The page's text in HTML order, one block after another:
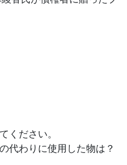
ください。
代わりに使用した物は？